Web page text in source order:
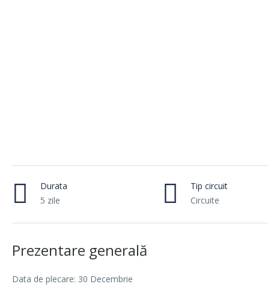
Durata
5 zile
Tip circuit
Circuite
Prezentare generală
Data de plecare: 30 Decembrie